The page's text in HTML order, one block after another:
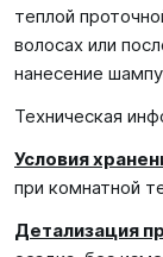
теплой
волосах или
нанесение
Техническая
Условия
при комнатной
Детализация